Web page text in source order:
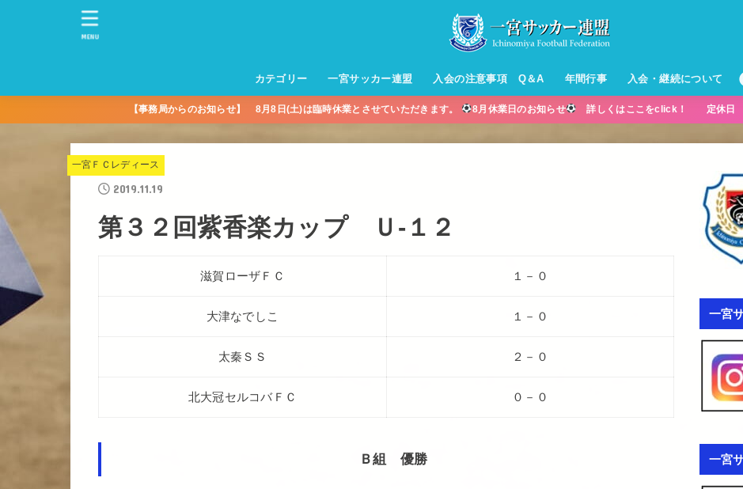
カテゴリー
一宮サッカースクール【小学生】
トレーニングセンター【小学生】
一宮FA
一宮FC
一宮ＦＣレディース
一宮サッカースクール【中学生】
中学生練習
一宮ＦＣＪＹ【中学生男子】
一宮ＦＣＪYレディース【中学生
女子】
幼児トレセン【年長・年中・年
少】
パパさんママさん
親子の部
社会人の部
コルボス 【シニア】
フットサル
コルボスリーグ
グレイセス
一宮サッカー連盟 入会の注意事項 Q＆A 年間行事 入会・継続について
MENU
【事務局からのお知らせ】 8月8日(土)は臨時休業とさせていただきます。 8月休業日のお知らせ 詳しくはここをclick！ 定休
一宮ＦＣレディース
2019.11.19
第３２回紫香楽カップ Ｕ-１２
滋賀ローザＦＣ １－０
大津なでしこ １－０
太秦ＳＳ ２－０
北大冠セルコバＦＣ ０－０
Ｂ組 優勝
一宮
一宮